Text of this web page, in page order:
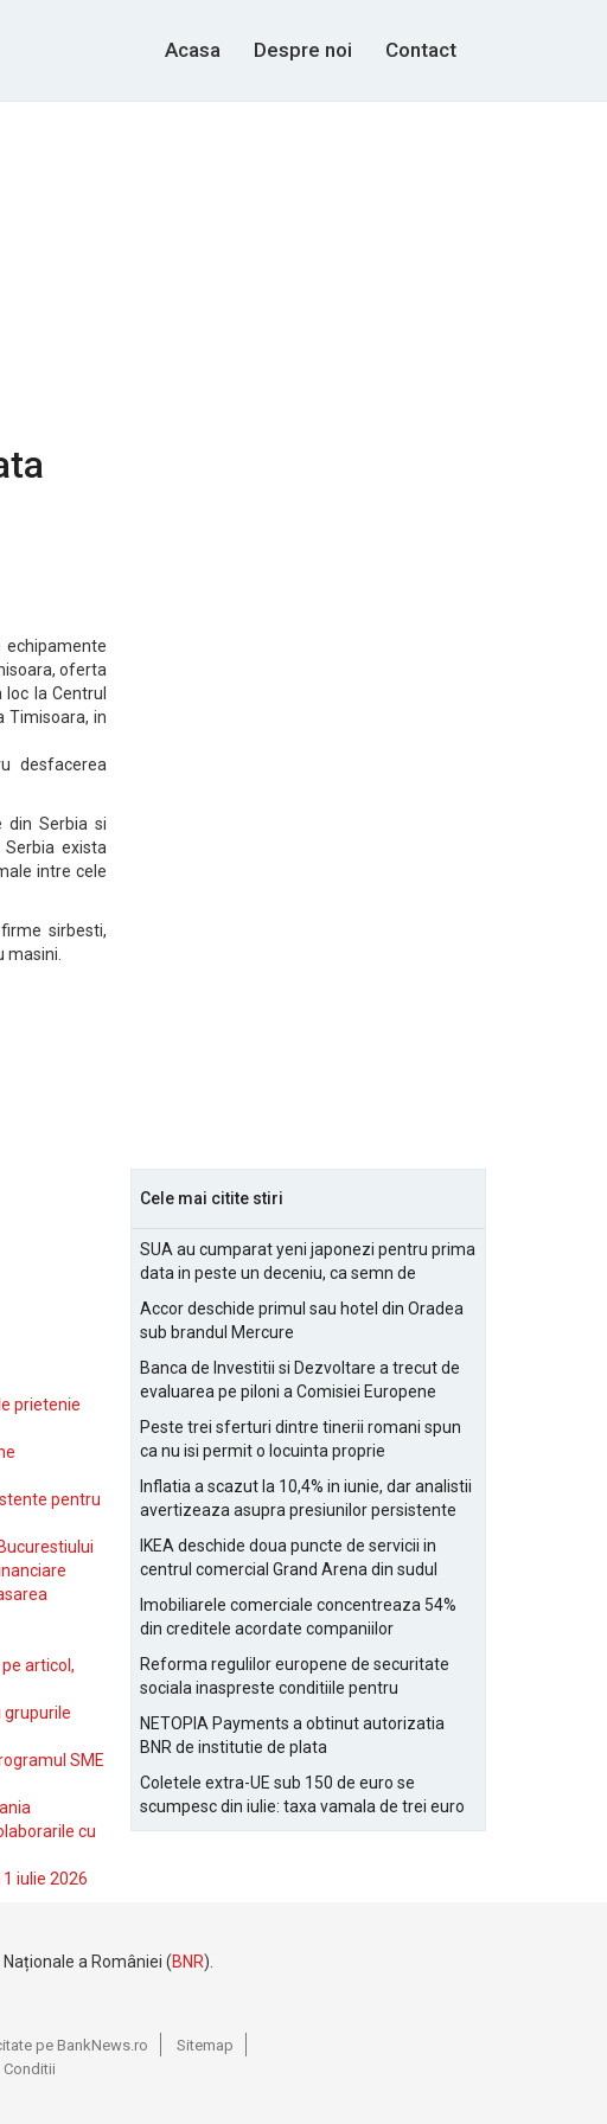
Acasa Despre noi Contact
echipamente
oferta
la Centrul
Timisoara, in
desfacerea
din Serbia si
exista
intre cele
sirbesti,
masini.
prietenie
pentru
articol,
SME
cu
iulie 2026
Cele mai citite stiri
SUA au cumparat yeni japonezi pentru prima
data in peste un deceniu, ca semn de
Accor deschide primul sau hotel din Oradea
sub brandul Mercure
Banca de Investitii si Dezvoltare a trecut de
evaluarea pe piloni a Comisiei Europene
Peste trei sferturi dintre tinerii romani spun
ca nu isi permit o locuinta proprie
Inflatia a scazut la 10,4% in iunie, dar analistii
avertizeaza asupra presiunilor persistente
IKEA deschide doua puncte de servicii in
centrul comercial Grand Arena din sudul
Imobiliarele comerciale concentreaza 54%
din creditele acordate companiilor
Reforma regulilor europene de securitate
sociala inaspreste conditiile pentru
NETOPIA Payments a obtinut autorizatia
BNR de institutie de plata
Coletele extra-UE sub 150 de euro se
scumpesc din iulie: taxa vamala de trei euro
pe articol, adaugata la taxa logistica
a României (BNR).
pe BankNews.ro
Sitemap
Conditii